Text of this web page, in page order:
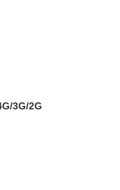
3G/2G